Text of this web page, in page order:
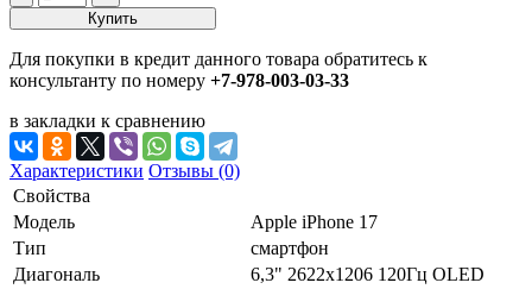
Для покупки в кредит данного товара обратитесь к
консультанту по номеру +7-978-003-03-33
в закладки к сравнению
Характеристики Отзывы (0)
Свойства
Модель
Apple iPhone 17
Тип
смартфон
Диагональ
6,3" 2622x1206 120Гц OLED